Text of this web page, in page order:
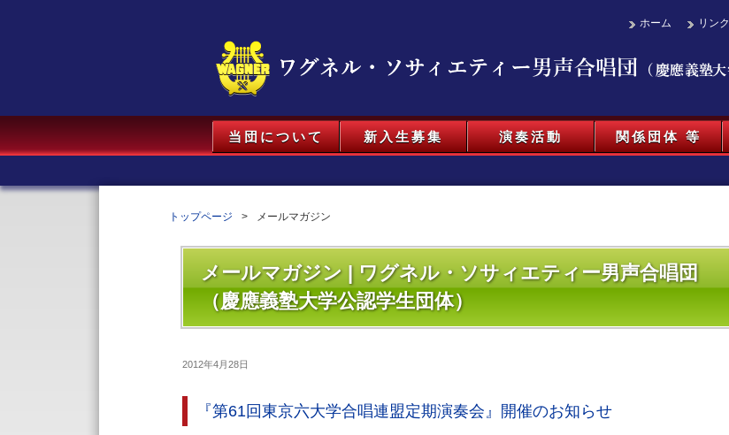
ホーム リンク
当団について 新入生募集 演奏活動 関係団体 等
トップページ メールマガジン
メールマガジン | ワグネル・ソサィエティー男声合唱団
（慶應義塾大学公認学生団体）
2012年4月28日
『第61回東京六大学合唱連盟定期演奏会』開催のお知らせ